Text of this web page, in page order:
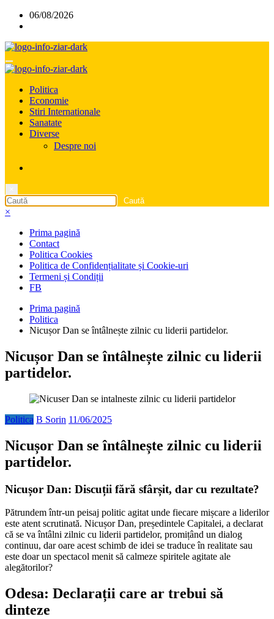
06/08/2026
Politica
Economie
Stiri Internationale
Sanatate
Diverse
Despre noi
×
Prima pagină
Contact
Politica Cookies
Politica de Confidențialitate și Cookie-uri
Termeni și Condiții
FB
Prima pagină
Politica
Nicușor Dan se întâlnește zilnic cu liderii partidelor.
Nicușor Dan se întâlnește zilnic cu liderii
partidelor.
Politica B Sorin 11/06/2025
Nicușor Dan se întâlnește zilnic cu liderii
partidelor.
Nicușor Dan: Discuții fără sfârșit, dar cu rezultate?
Pătrundem într-un peisaj politic agitat unde fiecare mișcare a liderilor
este atent scrutinată. Nicușor Dan, președintele Capitalei, a declarat
că se va întâlni zilnic cu liderii partidelor, promițând un dialog
continuu, dar oare acest schimb de idei se traduce în realitate sau
este doar un spectacol menit să calmeze spiritele agitate ale
alegătorilor?
Odesa: Declarații care ar trebui să
dinteze